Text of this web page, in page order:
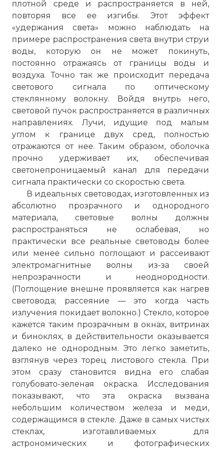
плотной среде и распространяется в ней,
повторяя все ее изгибы. Этот эффект
«удержания света» можно наблюдать на
примере распространения света внутри струи
воды, которую он не может покинуть,
постоянно отражаясь от границы воды и
воздуха. Точно так же происходит передача
светового сигнала по оптическому
стеклянному волокну. Войдя внутрь него,
световой пучок распространяется в различных
направлениях. Лучи, идущие под малым
углом к границе двух сред, полностью
отражаются от нее. Таким образом, оболочка
прочно удерживает их, обеспечивая
светонепроницаемый канал для передачи
сигнала практически со скоростью света.
В идеальных световодах, изготовленных из
абсолютно прозрачного и однородного
материала, световые волны должны
распространяться не ослабевая, но
практически все реальные световоды более
или менее сильно поглощают и рассеивают
электромагнитные волны из-за своей
непрозрачности и неоднородности.
(Поглощение внешне проявляется как нагрев
световода; рассеяние — это когда часть
излучения покидает волокно.) Стекло, которое
кажется таким прозрачным в окнах, витринах
и биноклях, в действительности оказывается
далеко не однородным. Это легко заметить,
взглянув через торец листового стекла. При
этом сразу становится видна его слабая
голубовато-зеленая окраска. Исследования
показывают, что эта окраска вызвана
небольшим количеством железа и меди,
содержащимся в стекле. Даже в самых чистых
стеклах, изготавливаемых для
астрономических и фотографических